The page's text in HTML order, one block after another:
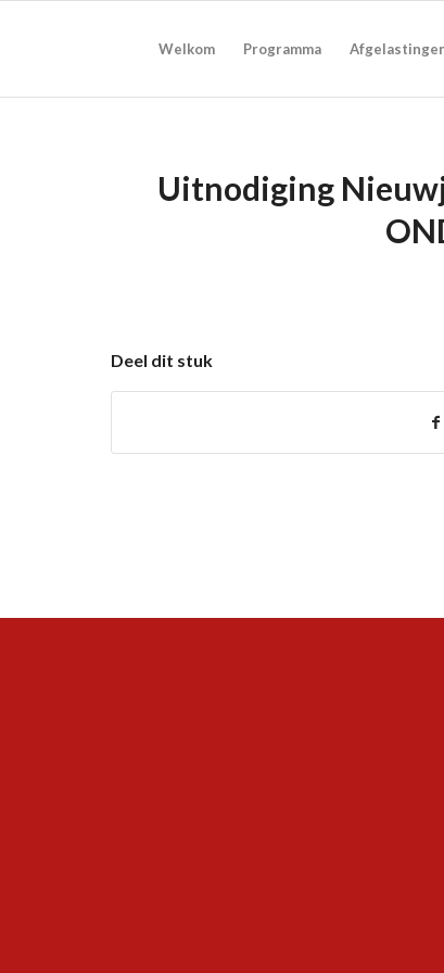
Welkom Programma
Uitnodiging
Deel dit stuk